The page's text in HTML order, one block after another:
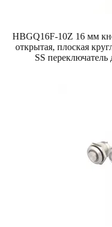
HBGQ16F-10Z 16 мм
открытая, плоская
SS переключатель